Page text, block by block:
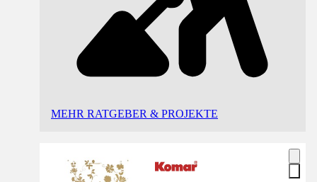
MEHR RATGEBER & PROJEKTE